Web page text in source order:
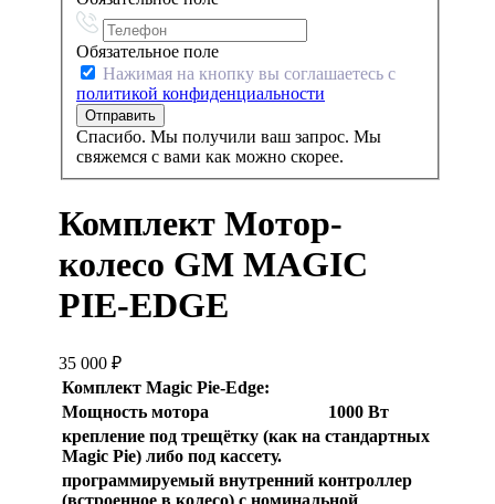
Обязательное поле
Нажимая на кнопку вы соглашаетесь с
политикой конфиденциальности
Спасибо. Мы получили ваш запрос. Мы
свяжемся с вами как можно скорее.
Комплект Мотор-
колесо GM MAGIC
PIE-EDGE
35 000 ₽
Комплект Magic Pie-Edge:
Мощность мотора
1000 Вт
крепление под трещётку (как на стандартных
Magic Pie) либо под кассету.
программируемый внутренний контроллер
(встроенное в колесо) с номинальной